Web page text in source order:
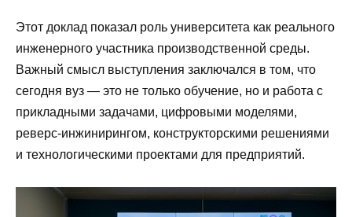
Этот доклад показал роль университета как реального
инженерного участника производственной среды.
Важный смысл выступления заключался в том, что
сегодня вуз — это не только обучение, но и работа с
прикладными задачами, цифровыми моделями,
реверс-инжинирингом, конструкторскими решениями
и технологическими проектами для предприятий.